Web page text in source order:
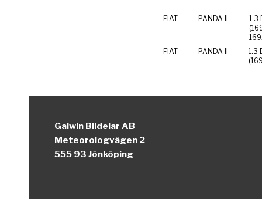
FIAT PANDA II
1.3
FIAT
PANDA II
1.3
Galwin Bildelar AB
Meteorologvägen 2
555 93 Jönköping